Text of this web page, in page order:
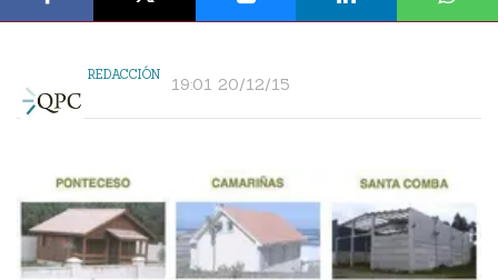
REDACCIÓN 19:01 20/12/15